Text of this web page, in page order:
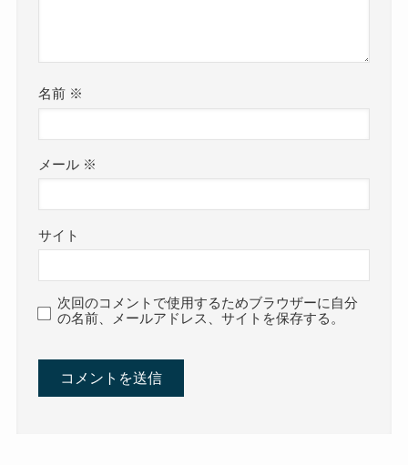
名前 ※
メール ※
サイト
次回のコメントで使用するためブラウザーに自分
の名前、メールアドレス、サイトを保存する。